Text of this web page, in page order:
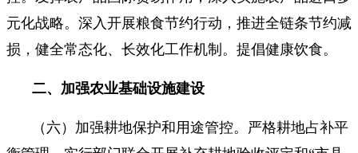
元化战略。深入开展粮食节约行动，推进全链条节约减
损，健全常态化、长效化工作机制。提倡健康饮食。
二、加强农业基础设施建设
（六）加强耕地保护和用途管控。严格耕地占补平